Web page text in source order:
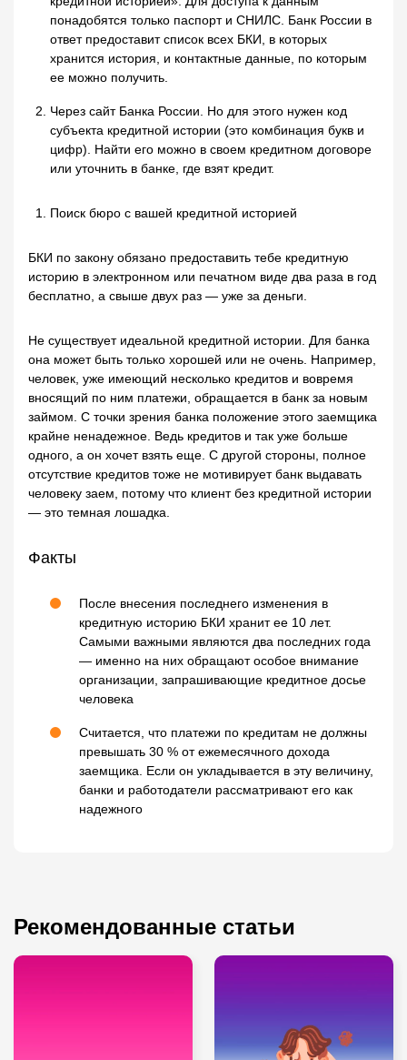
понадобятся только паспорт и СНИЛС. Банк России в
ответ предоставит список всех БКИ, в которых
хранится история, и контактные данные, по которым
ее можно получить.
Через сайт Банка России. Но для этого нужен код
субъекта кредитной истории (это комбинация букв и
цифр). Найти его можно в своем кредитном договоре
или уточнить в банке, где взят кредит.
Поиск бюро с вашей кредитной историей
БКИ по закону обязано предоставить тебе кредитную
историю в электронном или печатном виде два раза в год
бесплатно, а свыше двух раз — уже за деньги.
Не существует идеальной кредитной истории. Для банка
она может быть только хорошей или не очень. Например,
человек, уже имеющий несколько кредитов и вовремя
вносящий по ним платежи, обращается в банк за новым
займом. С точки зрения банка положение этого заемщика
крайне ненадежное. Ведь кредитов и так уже больше
одного, а он хочет взять еще. С другой стороны, полное
отсутствие кредитов тоже не мотивирует банк выдавать
человеку заем, потому что клиент без кредитной истории
— это темная лошадка.
Факты
После внесения последнего изменения в
кредитную историю БКИ хранит ее 10 лет.
Самыми важными являются два последних года
— именно на них обращают особое внимание
организации, запрашивающие кредитное досье
человека
Считается, что платежи по кредитам не должны
превышать 30 % от ежемесячного дохода
заемщика. Если он укладывается в эту величину,
банки и работодатели рассматривают его как
надежного
Рекомендованные статьи